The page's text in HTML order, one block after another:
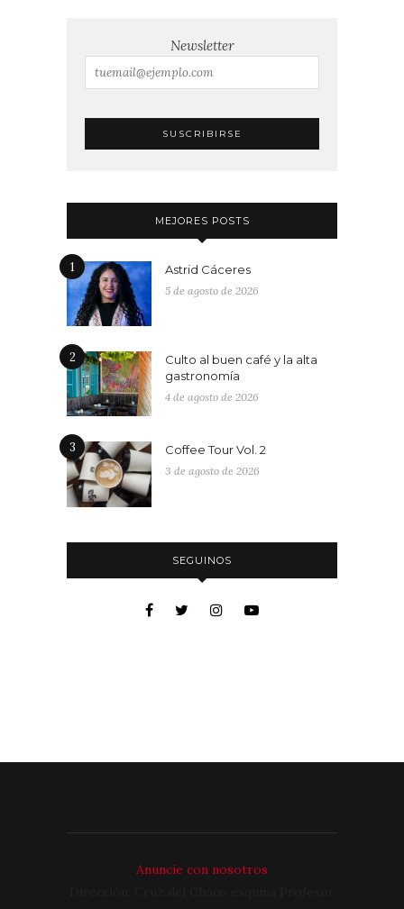
Newsletter
MEJORES POSTS
1 Astrid Cáceres
5 de agosto de 2026
2
Culto al buen café y la alta
gastronomía
4 de agosto de 2026
3 Coffee Tour Vol. 2
3 de agosto de 2026
SEGUINOS
Anuncie con nosotros